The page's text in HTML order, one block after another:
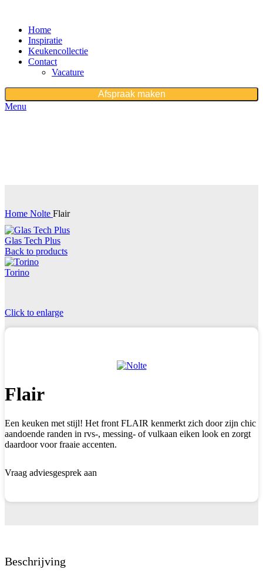
Home
Inspiratie
Keukencollectie
Contact
Vacature
Afspraak maken
Menu
Home Nolte Flair
Glas Tech Plus
Back to products
Torino
Click to enlarge
Flair
Een keuken met stijl! Het front FLAIR kenmerkt zich door zijn chic
aandoende randen in rvs-, messing- of vulkaan eiken look en zorgt
daardoor voor fraaie accenten.
Vraag adviesgesprek aan
Beschrijving